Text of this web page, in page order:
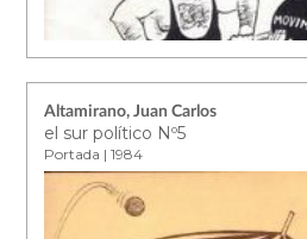
Altamirano, Juan Carlos
el sur político Nº5
Portada | 1984